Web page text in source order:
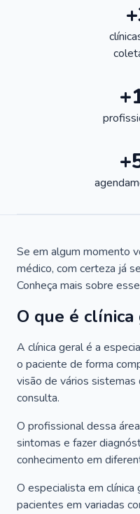
Se em algum momento
médico, com certeza já
Conheça mais sobre
O que é clínica
A clínica geral é a
o paciente de forma
visão de vários sistemas
consulta.
O profissional dessa
sintomas e fazer
conhecimento em
O especialista em
pacientes em variadas